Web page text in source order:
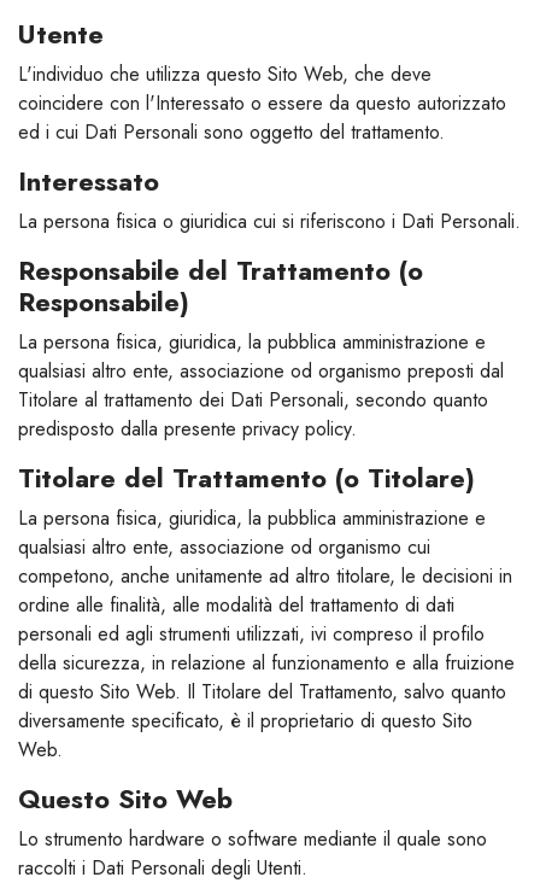
Utente
L'individuo che utilizza questo Sito Web, che deve
coincidere con l'Interessato o essere da questo autorizzato
ed i cui Dati Personali sono oggetto del trattamento.
Interessato
La persona fisica o giuridica cui si riferiscono i Dati Personali.
Responsabile del Trattamento (o
Responsabile)
La persona fisica, giuridica, la pubblica amministrazione e
qualsiasi altro ente, associazione od organismo preposti dal
Titolare al trattamento dei Dati Personali, secondo quanto
predisposto dalla presente privacy policy.
Titolare del Trattamento (o Titolare)
La persona fisica, giuridica, la pubblica amministrazione e
qualsiasi altro ente, associazione od organismo cui
competono, anche unitamente ad altro titolare, le decisioni in
ordine alle finalità, alle modalità del trattamento di dati
personali ed agli strumenti utilizzati, ivi compreso il profilo
della sicurezza, in relazione al funzionamento e alla fruizione
di questo Sito Web. Il Titolare del Trattamento, salvo quanto
diversamente specificato, è il proprietario di questo Sito
Web.
Questo Sito Web
Lo strumento hardware o software mediante il quale sono
raccolti i Dati Personali degli Utenti.